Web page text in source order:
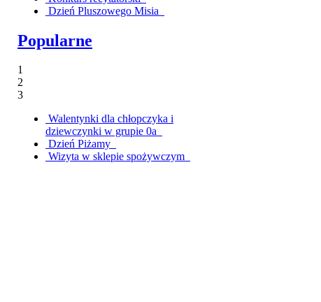
Dzień Pluszowego Misia
Popularne
1
2
3
Walentynki dla chłopczyka i
dziewczynki w grupie 0a
Dzień Piżamy
Wizyta w sklepie spożywczym